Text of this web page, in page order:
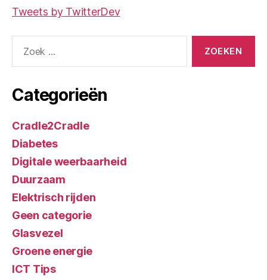
Tweets by TwitterDev
naar:
Categorieën
Cradle2Cradle
Diabetes
Digitale weerbaarheid
Duurzaam
Elektrisch rijden
Geen categorie
Glasvezel
Groene energie
ICT Tips